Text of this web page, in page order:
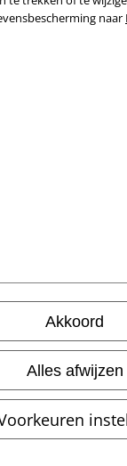
naar
Akkoord
Alles afwijzen
Iron Maiden
vanaf€
Pure